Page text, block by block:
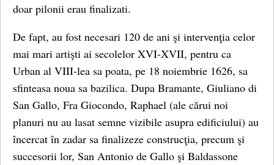
doar pilonii erau finalizati.
De fapt, au fost necesari 120 de ani şi intervenţia celor
mai mari artişti ai secolelor XVI-XVII, pentru ca
Urban al VIII-lea sa poata, pe 18 noiembrie 1626, sa
sfinteasa noua sa bazilica. Dupa Bramante, Giuliano di
San Gallo, Fra Giocondo, Raphael (ale cărui noi
planuri nu au lasat semne vizibile asupra edificiului) au
încercat în zadar sa finalizeze construcţia, precum şi
succesorii lor, San Antonio de Gallo şi Baldassone